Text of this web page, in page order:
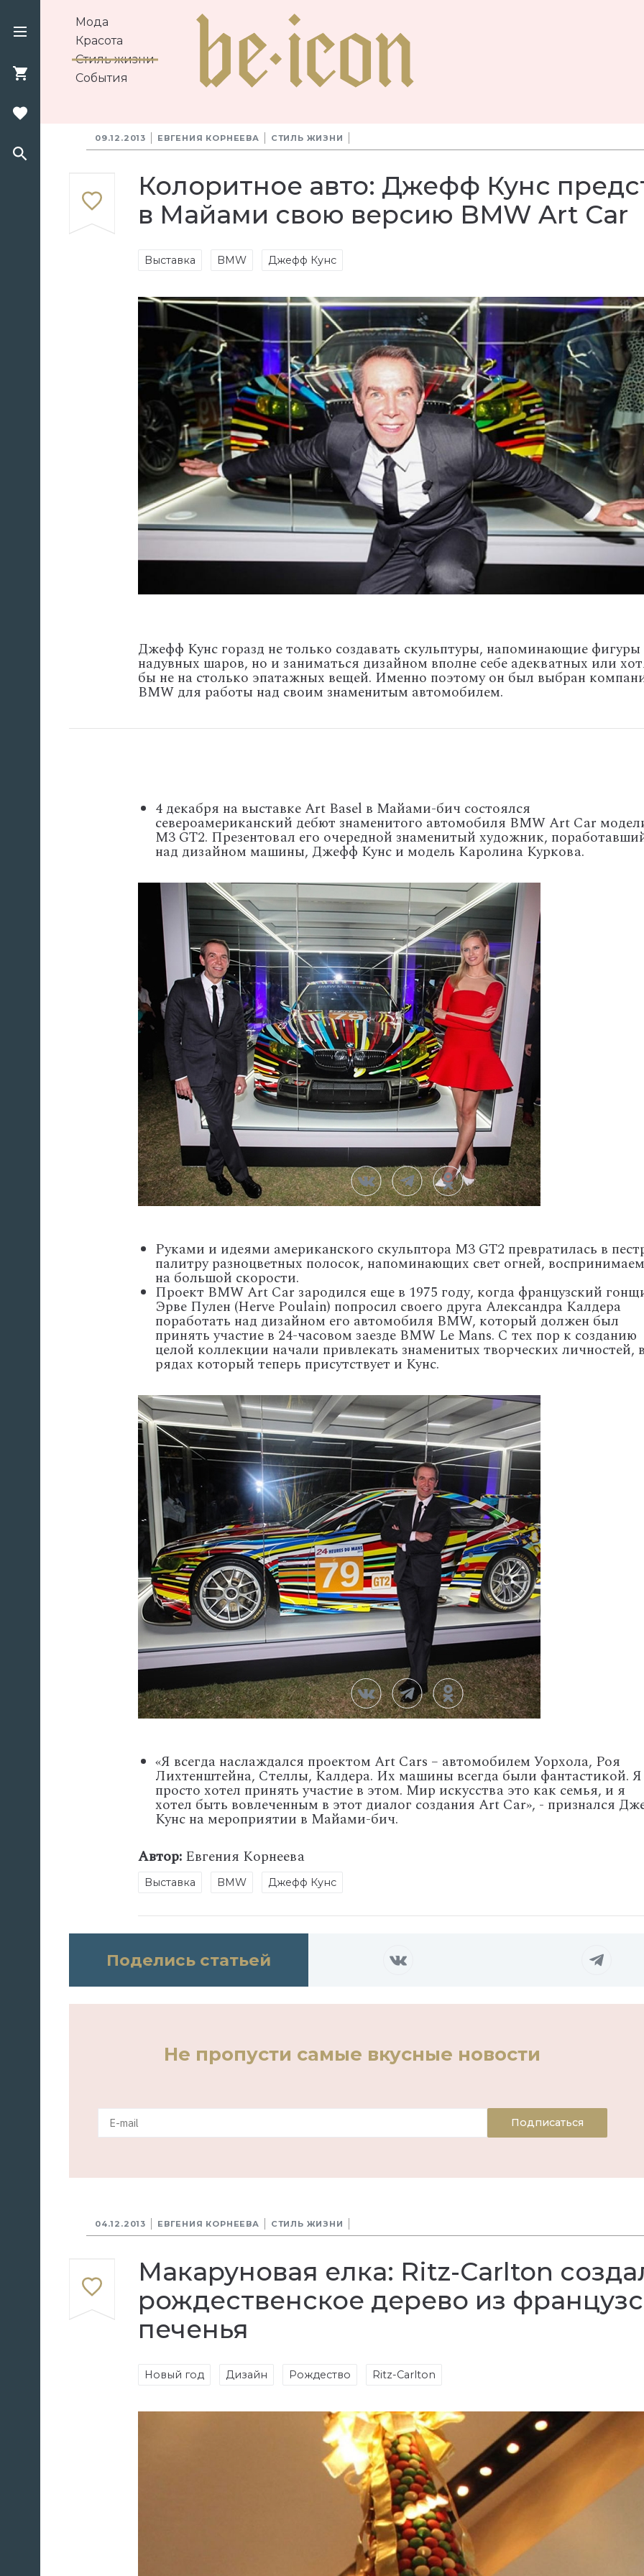
Мода
Красота
Стиль жизни
События
09.12.2013 ЕВГЕНИЯ КОРНЕЕВА СТИЛЬ ЖИЗНИ
Колоритное авто: Джефф Кунс
в Майами свою версию BMW Art Car
Выставка BMW Джефф Кунс
Джефф Кунс горазд не только создавать скульптуры, напоминающие фигуры
надувных шаров, но и заниматься дизайном вполне себе адекватных или
бы не на столько эпатажных вещей. Именно поэтому он был выбран
BMW для работы над своим знаменитым автомобилем.
4 декабря на выставке Art Basel в Майами-бич состоялся
североамериканский дебют знаменитого автомобиля BMW Art Car
M3 GT2. Презентовал его очередной знаменитый художник,
над дизайном машины, Джефф Кунс и модель Каролина Куркова.
Руками и идеями американского скульптора M3 GT2 превратилась в
палитру разноцветных полосок, напоминающих свет огней,
на большой скорости.
Проект BMW Art Car зародился еще в 1975 году, когда французский
Эрве Пулен (Herve Poulain) попросил своего друга Александра Калдера
поработать над дизайном его автомобиля BMW, который должен был
принять участие в 24-часовом заезде BMW Le Mans. С тех пор к созданию
целой коллекции начали привлекать знаменитых творческих личностей,
рядах который теперь присутствует и Кунс.
«Я всегда наслаждался проектом Art Cars – автомобилем Уорхола, Роя
Лихтенштейна, Стеллы, Калдера. Их машины всегда были фантастикой. Я
просто хотел принять участие в этом. Мир искусства это как семья, и я
хотел быть вовлеченным в этот диалог создания Art Car», - признался
Кунс на мероприятии в Майами-бич.
Автор: Евгения Корнеева
Выставка BMW Джефф Кунс
Поделись статьей
Не пропусти самые вкусные новости
Подписаться
04.12.2013 ЕВГЕНИЯ КОРНЕЕВА СТИЛЬ ЖИЗНИ
Макаруновая елка: Ritz-Carlton
рождественское дерево из
печенья
Новый год Дизайн Рождество Ritz-Carlton